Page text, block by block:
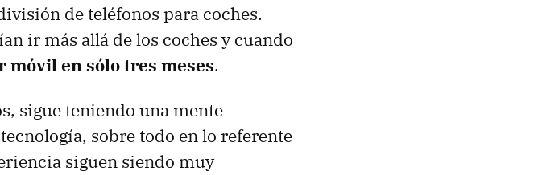
de teléfonos para coches.
ir más allá de los coches y cuando
en sólo tres meses.
sigue teniendo una mente
sobre todo en lo referente
siguen siendo muy